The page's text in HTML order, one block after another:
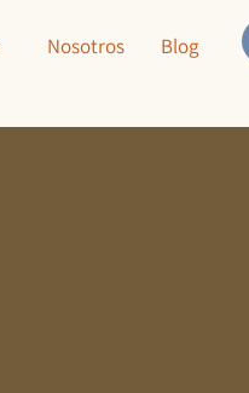
Nosotros Blog